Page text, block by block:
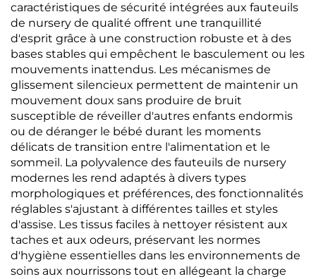
caractéristiques de sécurité intégrées aux fauteuils
de nursery de qualité offrent une tranquillité
d'esprit grâce à une construction robuste et à des
bases stables qui empêchent le basculement ou les
mouvements inattendus. Les mécanismes de
glissement silencieux permettent de maintenir un
mouvement doux sans produire de bruit
susceptible de réveiller d'autres enfants endormis
ou de déranger le bébé durant les moments
délicats de transition entre l'alimentation et le
sommeil. La polyvalence des fauteuils de nursery
modernes les rend adaptés à divers types
morphologiques et préférences, des fonctionnalités
réglables s'ajustant à différentes tailles et styles
d'assise. Les tissus faciles à nettoyer résistent aux
taches et aux odeurs, préservant les normes
d'hygiène essentielles dans les environnements de
soins aux nourrissons tout en allégeant la charge